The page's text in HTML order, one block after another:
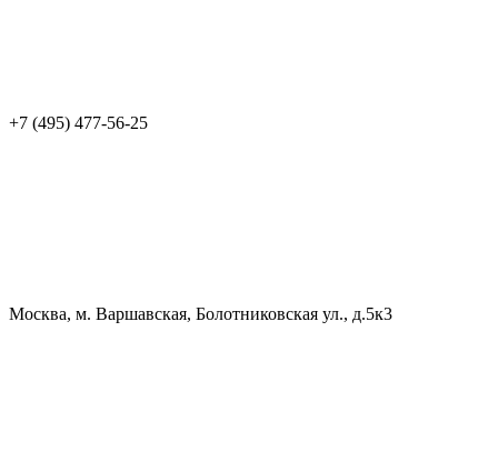
+7 (495) 477-56-25
Москва, м. Варшавская, Болотниковская ул., д.5к3